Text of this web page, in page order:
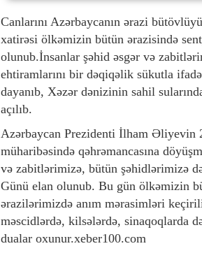
Canlarını Azərbaycanın ərazi
xatirəsi ölkəmizin bütün ərazisində
olunub.İnsanlar şəhid əsgər və
ehtiramlarını bir dəqiqəlik sükutla
dayanıb, Xəzər dənizinin sahil
açılıb.
Azərbaycan Prezidenti İlham Əliyevin
müharibəsində qəhrəmancasına
və zabitlərimizə, bütün şəhidlərimizə
Günü elan olunub. Bu gün ölkəmizin
ərazilərimizdə anım mərasimləri
məscidlərdə, kilsələrdə, sinaqoqlarda
dualar oxunur.xeber100.com